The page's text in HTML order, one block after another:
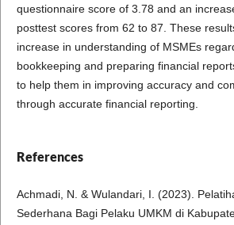
questionnaire score of 3.78 and an
posttest scores from 62 to 87. These
increase in understanding of MSMEs
bookkeeping and preparing financial
to help them in improving accuracy and
through accurate financial reporting.
References
Achmadi, N. & Wulandari, I. (2023).
Sederhana Bagi Pelaku UMKM di